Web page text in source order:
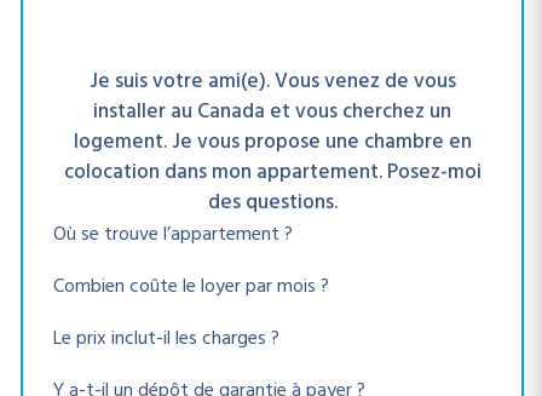
Je suis votre ami(e). Vous venez de vous
installer au Canada et vous cherchez un
logement. Je vous propose une chambre en
colocation dans mon appartement. Posez-moi
des questions.
Où se trouve l’appartement ?
Combien coûte le loyer par mois ?
Le prix inclut-il les charges ?